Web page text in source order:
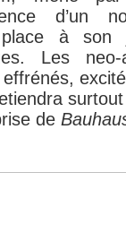
d’un
place à
Les
de